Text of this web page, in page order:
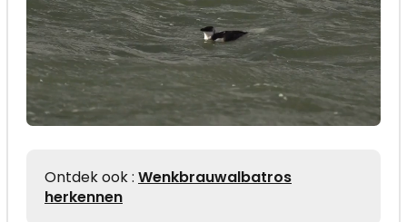
Ontdek ook : Wenkbrauwalbatros
herkennen